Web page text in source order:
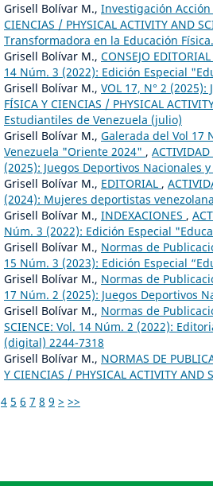
Grisell Bolívar M., Investigación
CIENCIAS / PHYSICAL ACTIVITY AND
Transformadora en la Educación
Grisell Bolívar M., CONSEJO EDITORIAL
14 Núm. 3 (2022): Edición Especial
Grisell Bolívar M., VOL 17, N° 2
FÍSICA Y CIENCIAS / PHYSICAL
Estudiantiles de Venezuela (julio)
Grisell Bolívar M., Galerada del Vol 17
Venezuela "Oriente 2024" ,
(2025): Juegos Deportivos Nacionales
Grisell Bolívar M., EDITORIAL ,
(2024): Mujeres deportistas
Grisell Bolívar M., INDEXACIONES ,
Núm. 3 (2022): Edición Especial
Grisell Bolívar M., Normas de
15 Núm. 3 (2023): Edición Especial
Grisell Bolívar M., Normas de
17 Núm. 2 (2025): Juegos Deportivos
Grisell Bolívar M., Normas de
SCIENCE: Vol. 14 Núm. 2 (2022):
(digital) 2244-7318
Grisell Bolívar M., NORMAS DE
Y CIENCIAS / PHYSICAL ACTIVITY
4 5 6 7 8 9 > >>